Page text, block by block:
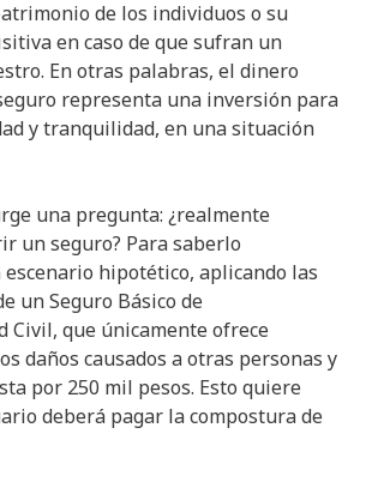
de los individuos o su
en caso de que sufran un
En otras palabras, el dinero
representa una inversión para
y tranquilidad, en una situación
una pregunta: ¿realmente
un seguro? Para saberlo
hipotético, aplicando las
un Seguro Básico de
Civil, que únicamente ofrece
daños causados a otras personas y
por 250 mil pesos. Esto quiere
deberá pagar la compostura de